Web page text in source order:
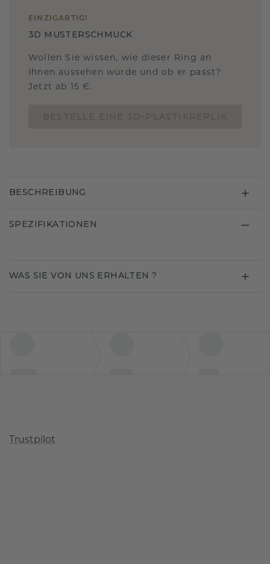
EINZIGARTIG !
3D MUSTERSCHMUCK
Wollen Sie wissen, wie dieser Ring an
Ihnen aussehen würde und ob er passt?
Jetzt ab 15 €.
BESCHREIBUNG
SPEZIFIKATIONEN
WAS SIE VON UNS ERHALTEN ?
Trustpilot